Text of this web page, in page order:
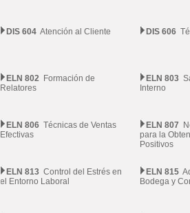
DIS 604 Atención al Cliente DIS 606
ELN 802 Formación de
Relatores
ELN 803
Interno
ELN 806 Técnicas de Ventas
Efectivas
ELN 807
para la
Positivos
ELN 813 Control del Estrés en
el Entorno Laboral
ELN 815
Bodega y